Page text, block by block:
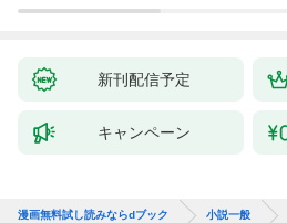
新刊配信予定
キャンペーン
漫画無料試し読みならdブック 小説一般